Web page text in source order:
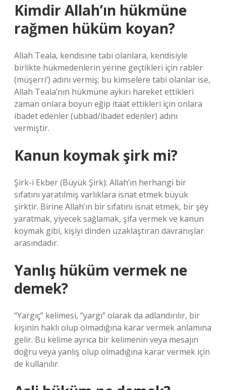
Kimdir Allah’ın hükmüne
rağmen hüküm koyan?
Allah Teala, kendisine tabi olanlara, kendisiyle
birlikte hükmedenlerin yerine geçtikleri için rabler
(müşerri’) adını vermiş; bu kimselere tabi olanlar ise,
Allah Teala’nın hükmüne aykırı hareket ettikleri
zaman onlara boyun eğip itaat ettikleri için onlara
ibadet edenler (ubbad/ibadet edenler) adını
vermiştir.
Kanun koymak şirk mi?
Şirk-i Ekber (Büyük Şirk): Allah’ın herhangi bir
sıfatını yaratılmış varlıklara isnat etmek büyük
şirktir. Birine Allah’ın bir sıfatını isnat etmek, bir şey
yaratmak, yiyecek sağlamak, şifa vermek ve kanun
koymak gibi, kişiyi dinden uzaklaştıran davranışlar
arasındadır.
Yanlış hüküm vermek ne
demek?
“Yargıç” kelimesi, “yargı” olarak da adlandırılır, bir
kişinin haklı olup olmadığına karar vermek anlamına
gelir. Bu kelime ayrıca bir kelimenin veya mesajın
doğru veya yanlış olup olmadığına karar vermek için
de kullanılır.